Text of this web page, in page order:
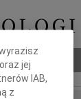
jej
IAB,
z